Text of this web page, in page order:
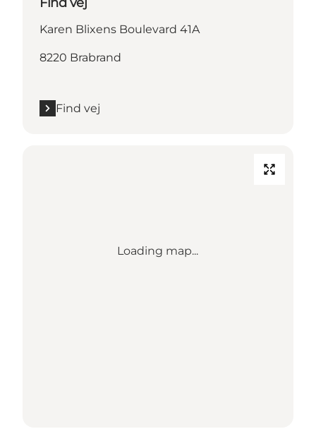
Karen Blixens Boulevard 41A
8220 Brabrand
Find vej
Loading map...